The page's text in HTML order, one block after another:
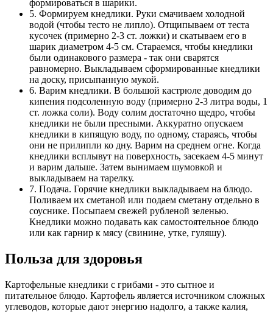
формироваться в шарики.
5. Формируем кнедлики. Руки смачиваем холодной
водой (чтобы тесто не липло). Отщипываем от теста
кусочек (примерно 2-3 ст. ложки) и скатываем его в
шарик диаметром 4-5 см. Стараемся, чтобы кнедлики
были одинакового размера - так они сварятся
равномерно. Выкладываем сформированные кнедлики
на доску, присыпанную мукой.
6. Варим кнедлики. В большой кастрюле доводим до
кипения подсоленную воду (примерно 2-3 литра воды, 1
ст. ложка соли). Воду солим достаточно щедро, чтобы
кнедлики не были пресными. Аккуратно опускаем
кнедлики в кипящую воду, по одному, стараясь, чтобы
они не прилипли ко дну. Варим на среднем огне. Когда
кнедлики всплывут на поверхность, засекаем 4-5 минут
и варим дальше. Затем вынимаем шумовкой и
выкладываем на тарелку.
7. Подача. Горячие кнедлики выкладываем на блюдо.
Поливаем их сметаной или подаем сметану отдельно в
соуснике. Посыпаем свежей рубленой зеленью.
Кнедлики можно подавать как самостоятельное блюдо
или как гарнир к мясу (свинине, утке, гуляшу).
Польза для здоровья
Картофельные кнедлики с грибами - это сытное и
питательное блюдо. Картофель является источником сложных
углеводов, которые дают энергию надолго, а также калия,